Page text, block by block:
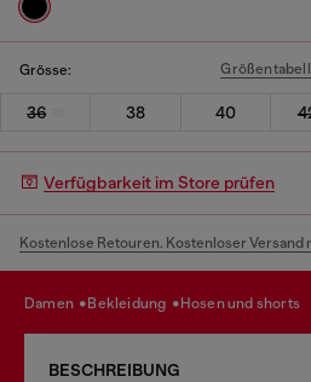
Grösse:
36 38 40
Verfügbarkeit im Store prüfen
Kostenlose Retouren. Kostenloser Versand
damen bekleidung hosen und shorts
BESCHREIBUNG